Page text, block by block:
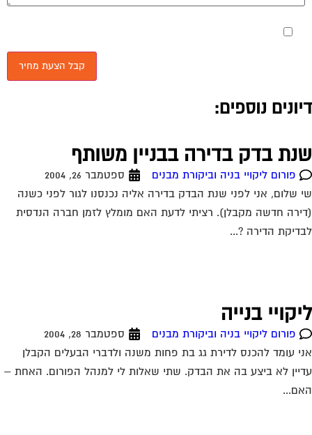
מאשר את תנאי הפרטיות
נוספים:
בדק בדירה בבניין משותף
פורום ליקויי בניה וביקורת מבנים
ספטמבר 26, 2004
שלום, אני לפני שנת הבדק בדירה אליה נכנסנו לגור לפני כשנה
חדשה מקבלן). רציתי לדעת האם מומלץ לזמן חברה הנדסית
הדירה ?...
בנייה
פורום ליקויי בניה וביקורת מבנים
ספטמבר 28, 2004
עומד להכנס לדירת גג בת פחות משנה ולדברי הבעלים הקבלן
לא ביצע בה את הבדק. שתי שאלות לי למנהל הפורום. האחת –